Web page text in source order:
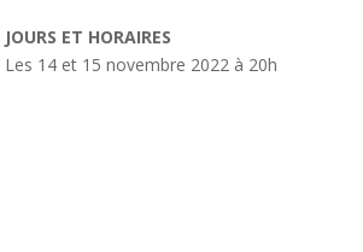
JOURS ET HORAIRES
Les 14 et 15 novembre 2022 à 20h